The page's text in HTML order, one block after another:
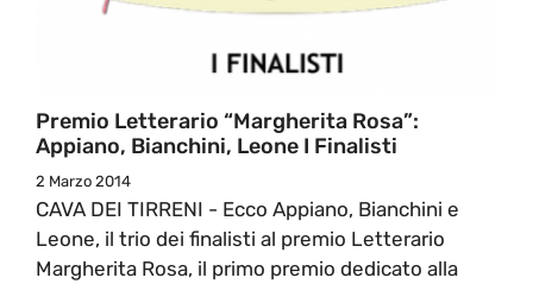
Premio Letterario “Margherita Rosa”:
Appiano, Bianchini, Leone I Finalisti
2 Marzo 2014
CAVA DEI TIRRENI - Ecco Appiano, Bianchini e
Leone, il trio dei finalisti al premio Letterario
Margherita Rosa, il primo premio dedicato alla